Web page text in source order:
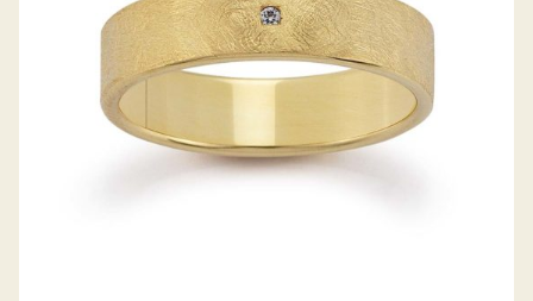
GERSTNER TRAURINGE